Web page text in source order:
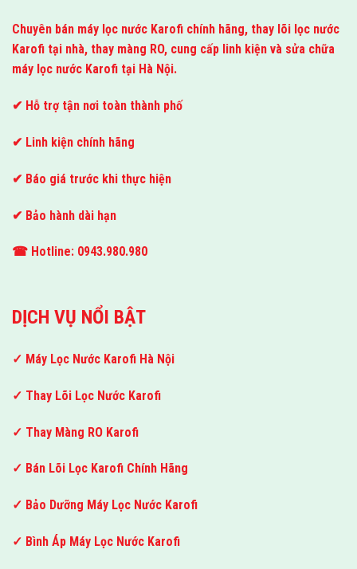
Chuyên bán máy lọc nước Karofi chính hãng, thay lõi lọc nước
Karofi tại nhà, thay màng RO, cung cấp linh kiện và sửa chữa
máy lọc nước Karofi tại Hà Nội.
✔ Hỗ trợ tận nơi toàn thành phố
✔ Linh kiện chính hãng
✔ Báo giá trước khi thực hiện
✔ Bảo hành dài hạn
☎ Hotline: 0943.980.980
DỊCH VỤ NỔI BẬT
✓ Máy Lọc Nước Karofi Hà Nội
✓ Thay Lõi Lọc Nước Karofi
✓ Thay Màng RO Karofi
✓ Bán Lõi Lọc Karofi Chính Hãng
✓ Bảo Dưỡng Máy Lọc Nước Karofi
✓ Bình Áp Máy Lọc Nước Karofi